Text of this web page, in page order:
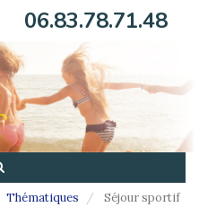
06.83.78.71.48
Thématiques Séjour sportif